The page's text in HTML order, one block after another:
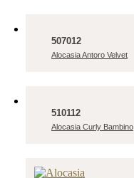
507012
Alocasia Antoro Velvet
510112
Alocasia Curly Bambino